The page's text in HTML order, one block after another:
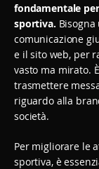
fondamentale
sportiva.
comunicazione
e il sito web, per
vasto ma mirato.
trasmettere
riguardo alla
società.
Per migliorare le
sportiva, è